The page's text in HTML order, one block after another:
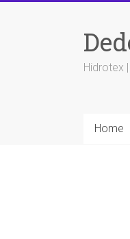
Hidrotex
Home